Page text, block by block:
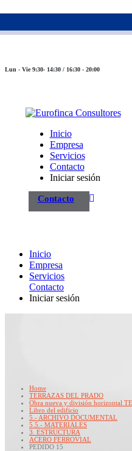
Lun - Vie 9:30- 14:30 / 16:30 - 20:00
Inicio
Empresa
Servicios
Contacto
Iniciar sesión
Contacto
Inicio
Empresa
Servicios
Contacto
Iniciar sesión
Home
TERRAZAS DEL PRADO
Obra nueva y división horizontal
Libro del edificio
5.- ARCHIVO DOCUMENTAL
5.5.- MATERIALES
3. ESTRUCTURA
ACERO FERROVIAL
PEDIDO 15